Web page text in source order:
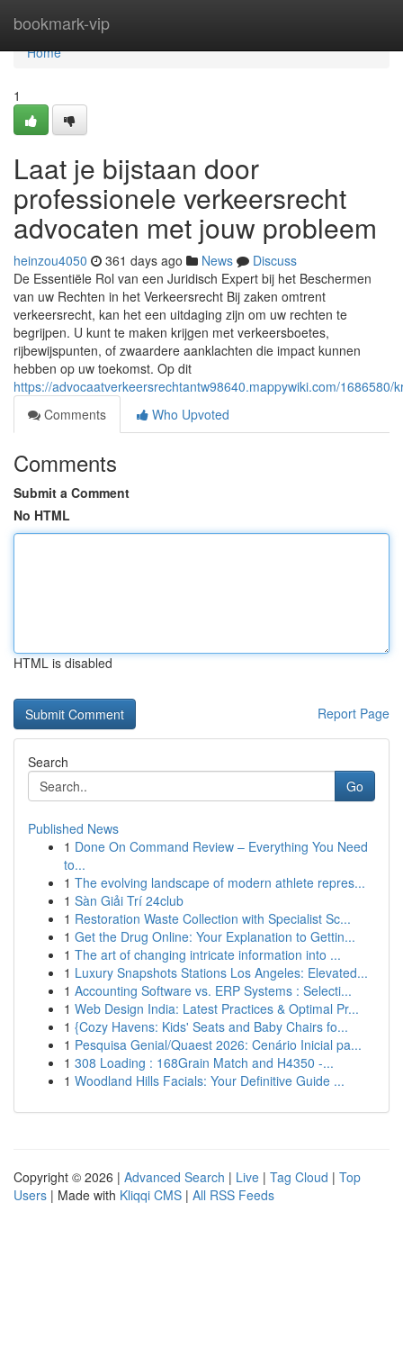
bookmark-vip
Home
Home
1
Laat je bijstaan door
professionele verkeersrecht
advocaten met jouw probleem
heinzou4050 361 days ago News
Discuss
De Essentiële Rol van een Juridisch Expert bij het Beschermen
van uw Rechten in het Verkeersrecht Bij zaken omtrent
verkeersrecht, kan het een uitdaging zijn om uw rechten te
begrijpen. U kunt te maken krijgen met verkeersboetes,
rijbewijspunten, of zwaardere aanklachten die impact kunnen
hebben op uw toekomst. Op dit
https://advocaatverkeersrechtantw98640.mappywiki.com/
Comments
Who Upvoted
Comments
Submit a Comment
No HTML
HTML is disabled
Report Page
Search
Go
Published News
1 Done On Command Review – Everything You Need
to...
1 The evolving landscape of modern athlete repres...
1 Sàn Giải Trí 24club
1 Restoration Waste Collection with Specialist Sc...
1 Get the Drug Online: Your Explanation to Gettin...
1 The art of changing intricate information into ...
1 Luxury Snapshots Stations Los Angeles: Elevated...
1 Accounting Software vs. ERP Systems : Selecti...
1 Web Design India: Latest Practices & Optimal Pr...
1 {Cozy Havens: Kids' Seats and Baby Chairs fo...
1 Pesquisa Genial/Quaest 2026: Cenário Inicial pa...
1 308 Loading : 168Grain Match and H4350 -...
1 Woodland Hills Facials: Your Definitive Guide ...
Copyright © 2026 | Advanced Search | Live | Tag Cloud | Top
Users | Made with Kliqqi CMS | All RSS Feeds